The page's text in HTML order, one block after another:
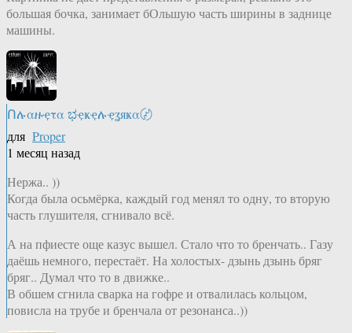
большая бочка, занимает бОльшую часть ширины в заднице
машины.
Ոሉαዙҿτα ಭҿҝҿሉҿʓяҝα〄
для Proper
1 месяц назад
Нержа.. ))
Когда была осьмёрка, каждый год менял то одну, то вторую
часть глушителя, сгнивало всё.
А на пфиесте още казус вышел. Стало что то бренчать.. Газу
даёшь немного, перестаёт. На холостых- дзынь дзынь бряг
бряг.. Думал что то в движке..
В обшем сгнила сварка на гофре и отвалилась кольцом,
повисла на трубе и бренчала от резонанса..))